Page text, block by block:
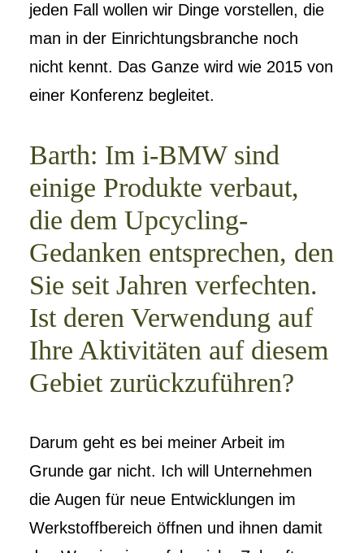
jeden Fall wollen wir Dinge vorstellen, die
man in der Einrichtungsbranche noch
nicht kennt. Das Ganze wird wie 2015 von
einer Konferenz begleitet.
Barth: Im i-BMW sind
einige Produkte verbaut,
die dem Upcycling-
Gedanken entsprechen, den
Sie seit Jahren verfechten.
Ist deren Verwendung auf
Ihre Aktivitäten auf diesem
Gebiet zurückzuführen?
Darum geht es bei meiner Arbeit im
Grunde gar nicht. Ich will Unternehmen
die Augen für neue Entwicklungen im
Werkstoffbereich öffnen und ihnen damit